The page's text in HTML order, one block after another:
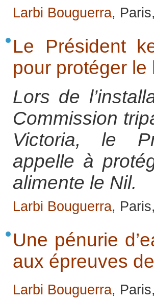
Larbi Bouguerra,
Le Président
pour protéger le
Lors de
Commission
Victoria, le
appelle à
alimente le Nil.
Larbi Bouguerra,
Une pénurie
aux épreuves
Larbi Bouguerra,